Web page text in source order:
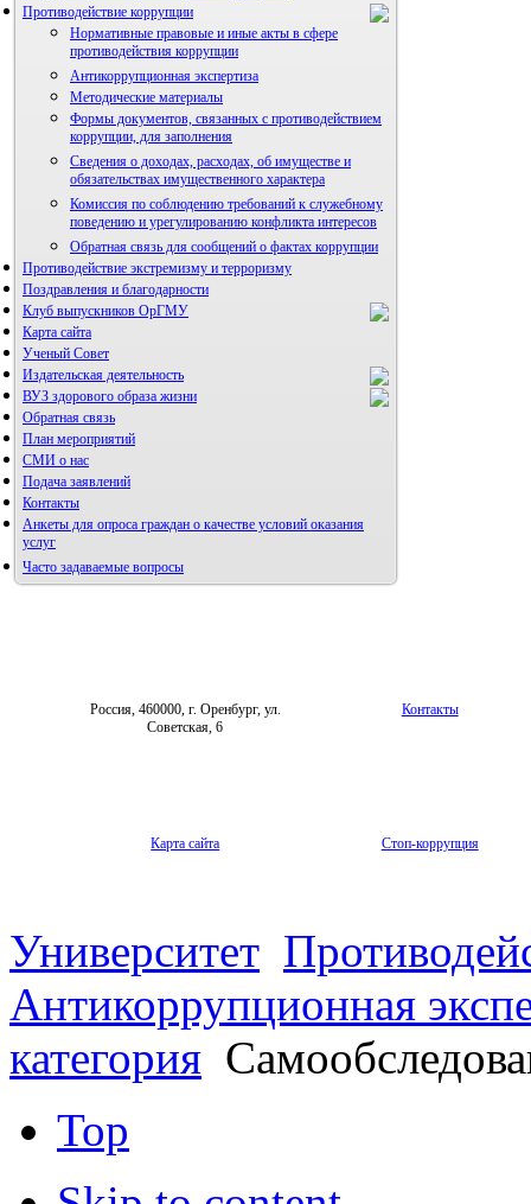
Противодействие коррупции
Нормативные правовые и иные акты в сфере
противодействия коррупции
Антикоррупционная экспертиза
Методические материалы
Формы документов, связанных с противодействием
коррупции, для заполнения
Сведения о доходах, расходах, об имуществе и
обязательствах имущественного характера
Комиссия по соблюдению требований к служебному
поведению и урегулированию конфликта интересов
Обратная связь для сообщений о фактах коррупции
Противодействие экстремизму и терроризму
Поздравления и благодарности
Клуб выпускников ОрГМУ
Карта сайта
Ученый Совет
Издательская деятельность
Альманах молодой науки
ВУЗ здорового образа жизни
Фотогалерея
Обратная связь
План мероприятий
СМИ о нас
Подача заявлений
Контакты
Анкеты для опроса граждан о качестве условий оказания
услуг
Часто задаваемые вопросы
Россия, 460000, г. Оренбург, ул.
Советская, 6
Контакты
Карта сайта Стоп-коррупция
Университет
Антикоррупционная
категория
Top